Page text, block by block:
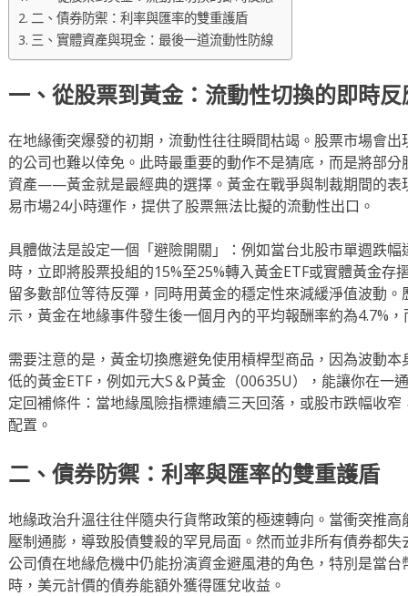
二、債券防禦：利率與匯率的雙重護盾
三、實體資產與現金：最後一道流動性防線
一、從股票到黃金：流動性切換的即時反
在地緣衝突爆發的初期，流動性往往瞬間枯竭。股票市場會
的公司也難以倖免。此時最重要的動作不是猜底，而是將部
資產——黃金就是最經典的選擇。黃金在戰爭與制裁期間的表
易市場24小時運作，提供了股票無法比擬的流動性出口。
具體做法是設定一個「避險開關」：例如當台北股市單週跌
時，立即將股票投組的15%至25%轉入黃金ETF或實體黃金存
留多數部位等待反彈，同時用黃金的穩定性來減緩淨值波動
示，黃金在地緣事件發生後一個月內的平均報酬率約為4.7%
需要注意的是，黃金切換應避免使用槓桿型商品，因為波動
低的黃金ETF，例如元大S＆P黃金（00635U），能讓你在一
定回補條件：當地緣風險指標連續三天回落，或股市跌幅收
配置。
二、債券防禦：利率與匯率的雙重護盾
地緣政治升溫往往伴隨央行貨幣政策的極速轉向。當衝突推
壓制通膨，導致股債雙殺的罕見局面。然而並非所有債券都
公司債在地緣危機中仍能扮演資金避風港的角色，特別是當
時，美元計價的債券能額外獲得匯兌收益。